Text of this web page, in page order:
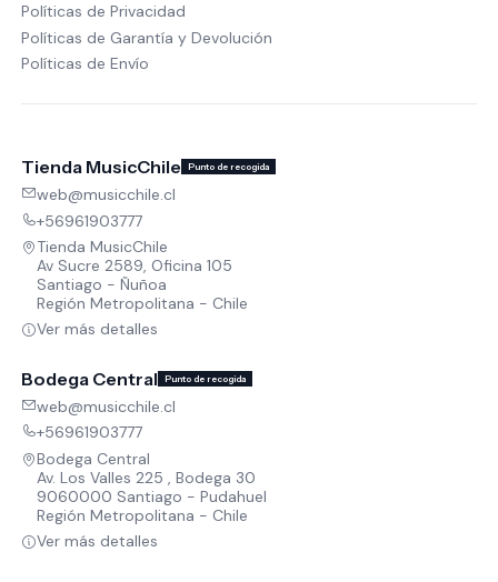
Políticas de Privacidad
Políticas de Garantía y Devolución
Políticas de Envío
Tienda MusicChile Punto de recogida
web@musicchile.cl
+56961903777
Tienda MusicChile
Av Sucre 2589, Oficina 105
Santiago - Ñuñoa
Región Metropolitana - Chile
Ver más detalles
Bodega Central Punto de recogida
web@musicchile.cl
+56961903777
Bodega Central
Av. Los Valles 225 , Bodega 30
9060000 Santiago - Pudahuel
Región Metropolitana - Chile
Ver más detalles